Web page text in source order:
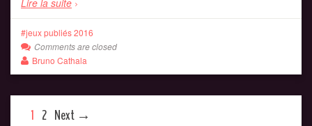
jeux publiés 2016
Comments are closed
Bruno Cathala
1 2 Next →